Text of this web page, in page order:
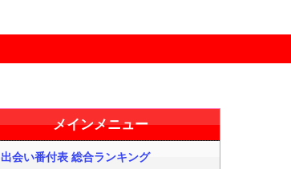
メインメニュー
出会い番付表 総合ランキング